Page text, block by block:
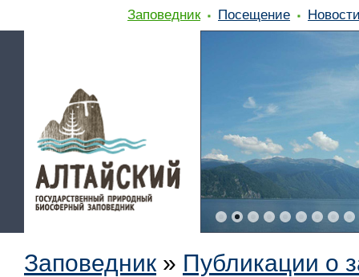
Заповедник Посещение
Заповедник » Публикации о